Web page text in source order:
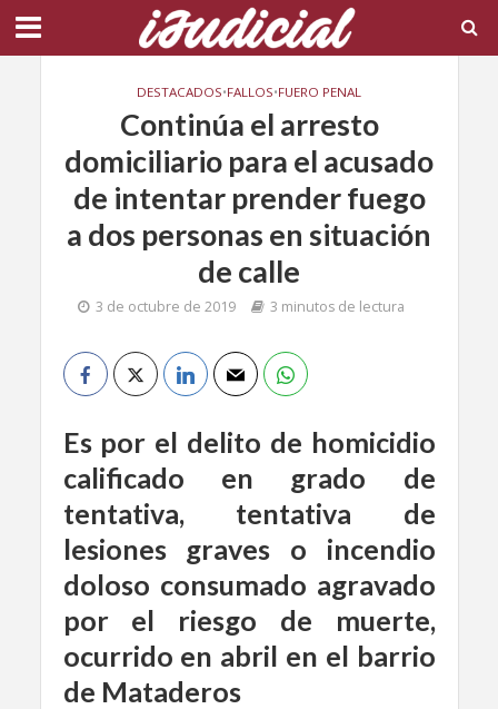
DESTACADOS•FALLOS•FUERO PENAL
Continúa el arresto
domiciliario para el acusado
de intentar prender fuego
a dos personas en situación
de calle
3 de octubre de 2019 3 minutos de lectura
Es por el delito de homicidio
calificado en grado de
tentativa, tentativa de
lesiones graves o incendio
doloso consumado agravado
por el riesgo de muerte,
ocurrido en abril en el barrio
de Mataderos